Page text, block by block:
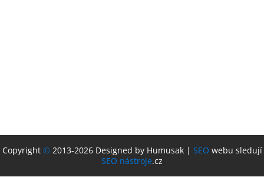
Copyright © 2013-2026 Designed by Humusak | SEO webu sledují
SEO nástroje.cz